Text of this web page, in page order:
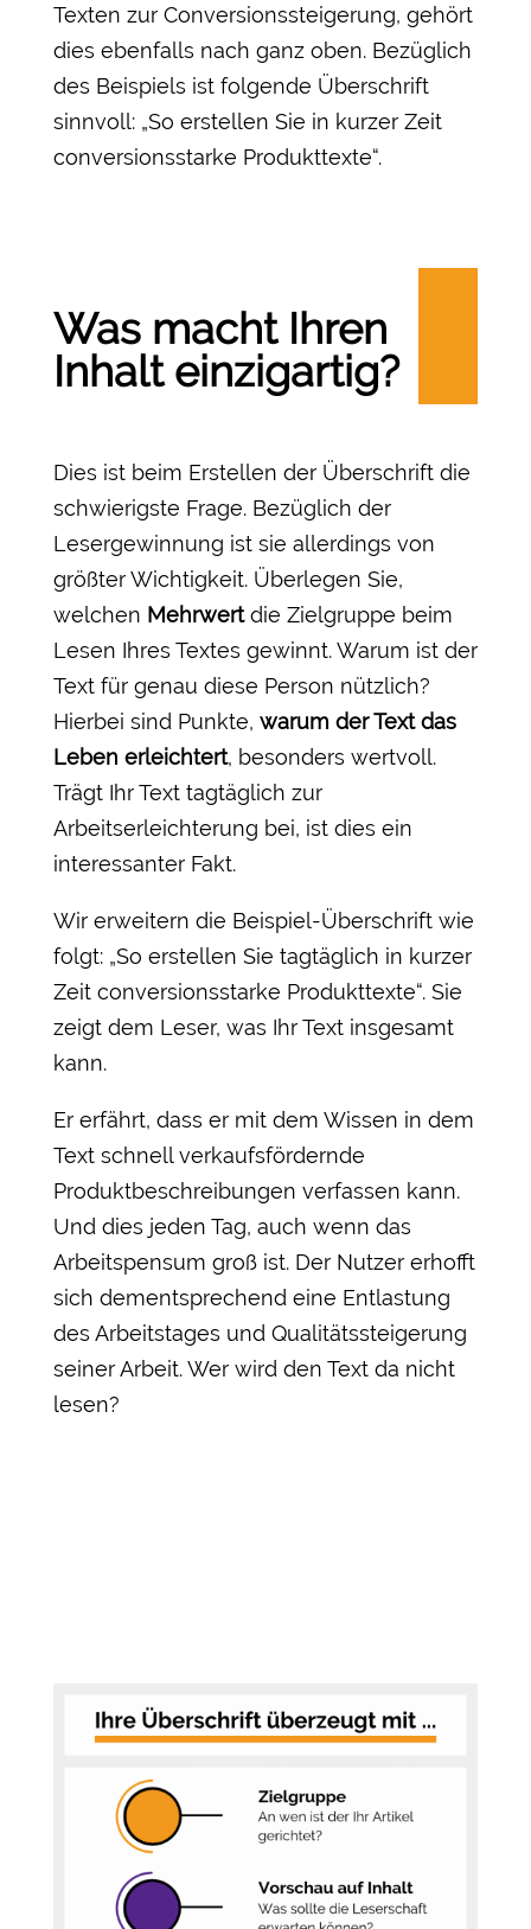
Texten zur Conversionssteigerung, gehört
dies ebenfalls nach ganz oben. Bezüglich
des Beispiels ist folgende Überschrift
sinnvoll: „So erstellen Sie in kurzer Zeit
conversionsstarke Produkttexte“.
Was macht Ihren
Inhalt einzigartig?
Dies ist beim Erstellen der Überschrift die
schwierigste Frage. Bezüglich der
Lesergewinnung ist sie allerdings von
größter Wichtigkeit. Überlegen Sie,
welchen Mehrwertdie Zielgruppe beim
Lesen Ihres Textes gewinnt. Warum ist der
Text für genau diese Person nützlich?
Hierbei sind Punkte, warum der Text das
Leben erleichtert, besonders wertvoll.
Trägt Ihr Text tagtäglich zur
Arbeitserleichterung bei, ist dies ein
interessanter Fakt.
Wir erweitern die Beispiel-Überschrift wie
folgt: „So erstellen Sie tagtäglich in kurzer
Zeit conversionsstarke Produkttexte“. Sie
zeigt dem Leser, was Ihr Text insgesamt
kann.
Er erfährt, dass er mit dem Wissen in dem
Text schnell verkaufsfördernde
Produktbeschreibungen verfassen kann.
Und dies jeden Tag, auch wenn das
Arbeitspensum groß ist. Der Nutzer erhofft
sich dementsprechend eine Entlastung
des Arbeitstages und Qualitätssteigerung
seiner Arbeit. Wer wird den Text da nicht
lesen?